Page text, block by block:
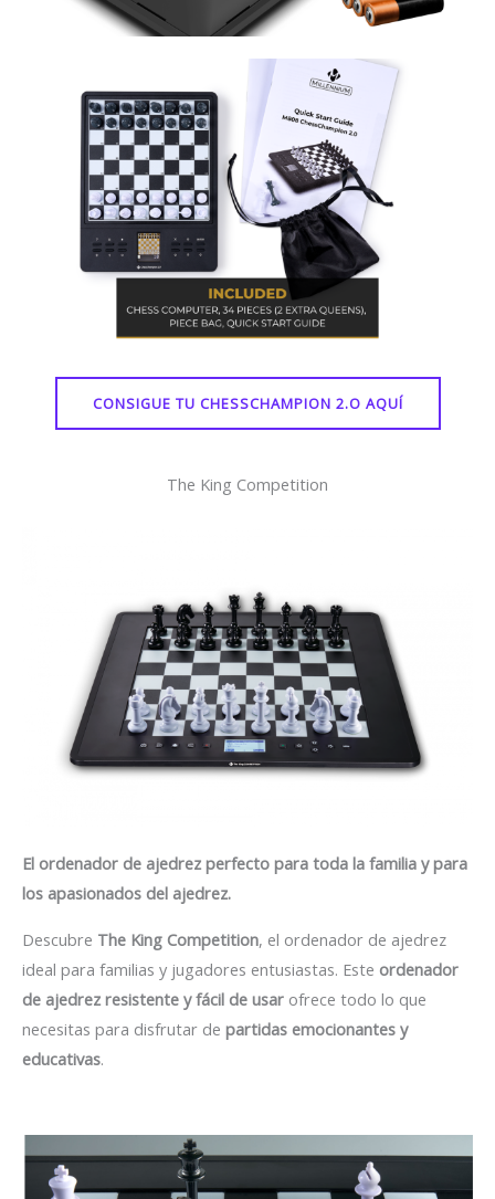
CONSIGUE TU CHESSCHAMPION 2.O AQUÍ
The King Competition
El ordenador de ajedrez perfecto para toda la familia y para
los apasionados del ajedrez.
Descubre The King Competition, el ordenador de ajedrez
ideal para familias y jugadores entusiastas. Este ordenador
de ajedrez resistente y fácil de usar ofrece todo lo que
necesitas para disfrutar de partidas emocionantes y
educativas.